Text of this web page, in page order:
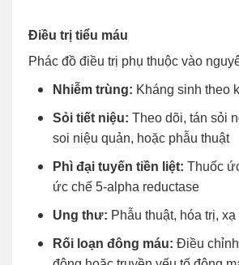
Điều trị tiểu máu
Phác đồ điều trị phụ thuộc vào
Nhiễm trùng: Kháng sinh theo
Sỏi tiết niệu: Theo dõi, tán sỏi
soi niệu quản, hoặc phẫu thuật
Phì đại tuyến tiền liệt: Thuốc
ức chế 5-alpha reductase
Ung thư: Phẫu thuật, hóa trị,
Rối loạn đông máu: Điều